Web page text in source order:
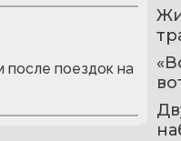
после поездок на